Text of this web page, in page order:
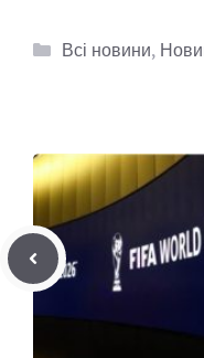
Категорії
Всі новини,